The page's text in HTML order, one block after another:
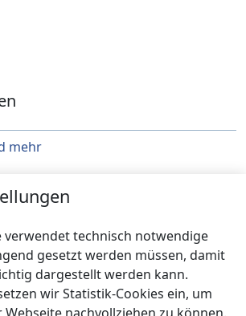
mehr
verwendet technisch notwendige
gesetzt werden müssen, damit
dargestellt werden kann.
wir Statistik-Cookies ein, um